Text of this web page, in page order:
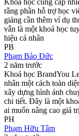
rằng phần hỗ trợ học
giảng cần thêm ví dụ
vẫn là một khoá học
hiệu cá nhân
PB
Phạm Bảo Đức
2 năm trước
Khoá học BrandYou
nhân một cách toàn
xây dựng hình ảnh
chi tiết. Đây là một
ai muốn nâng cao giá
PH
Phạm Hữu Tâm